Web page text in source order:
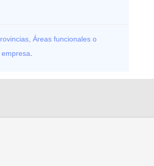
Áreas funcionales o